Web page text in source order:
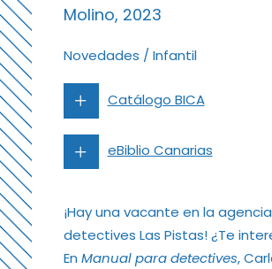
Molino, 2023
Novedades / Infantil
Catálogo BICA
eBiblio Canarias
¡Hay una vacante en la
detectives Las Pistas! ¿Te
En Manual para detectives,